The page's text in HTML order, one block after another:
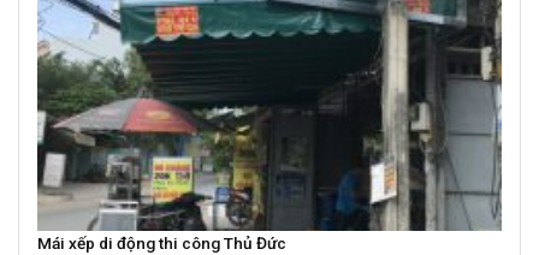
Mái xếp di động thi công Thủ Đức